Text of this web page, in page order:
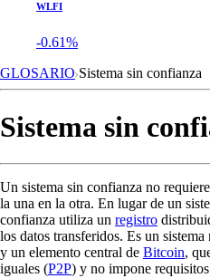
WLFI
-0.61%
GLOSARIO Sistema sin confianza
Sistema sin
Un sistema sin confianza no
la una en la otra. En lugar de un
confianza utiliza un registro
los datos transferidos. Es un
y un elemento central de Bitcoin,
iguales (P2P) y no impone